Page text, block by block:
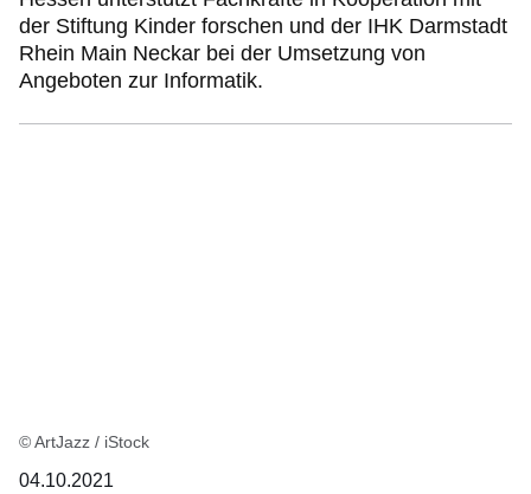
der Stiftung Kinder forschen und der IHK Darmstadt
Rhein Main Neckar bei der Umsetzung von
Angeboten zur Informatik.
© ArtJazz / iStock
04.10.2021